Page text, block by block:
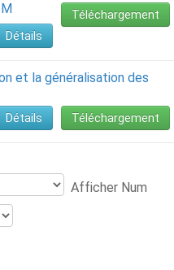
Téléchargement
Détails
et la généralisation des
Téléchargement
Détails
Afficher Num